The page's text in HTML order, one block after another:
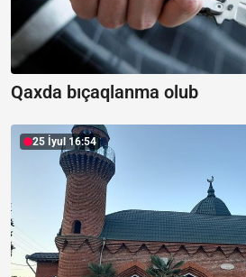
Qaxda bıçaqlanma olub
25 İyul 16:54